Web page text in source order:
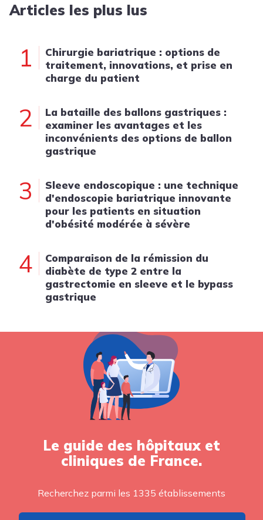
Articles les plus lus
1
Chirurgie bariatrique : options de
traitement, innovations, et prise en
charge du patient
2
La bataille des ballons gastriques :
examiner les avantages et les
inconvénients des options de ballon
gastrique
3
Sleeve endoscopique : une technique
d'endoscopie bariatrique innovante
pour les patients en situation
d'obésité modérée à sévère
4
Comparaison de la rémission du
diabète de type 2 entre la
gastrectomie en sleeve et le bypass
gastrique
Le guide des hôpitaux et
cliniques de France.
Recherchez parmi les 1335 établissements